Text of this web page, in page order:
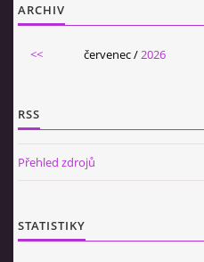
ARCHIV
<< červenec /2026
RSS
Přehled zdrojů
STATISTIKY